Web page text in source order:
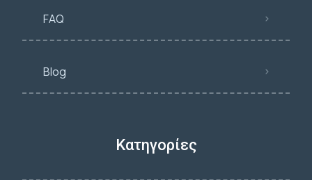
FAQ
Blog
Κατηγορίες